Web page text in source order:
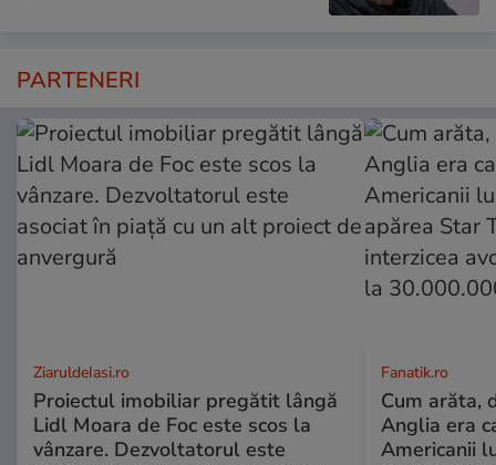
PARTENERI
ZiaruldeIasi.ro
Proiectul imobiliar pregătit lângă
Lidl Moara de Foc este scos la
vânzare. Dezvoltatorul este
Fanatik.ro
Cum arăta,
Anglia era
Americanii